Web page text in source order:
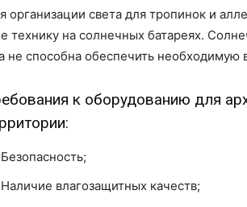
организации света для тропинок и
технику на солнечных батареях.
не способна обеспечить необходимую
к оборудованию для
Безопасность;
Наличие влагозащитных качеств;